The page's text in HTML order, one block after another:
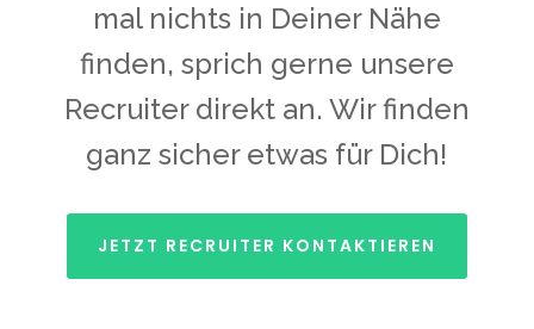
mal nichts in Deiner Nähe
finden, sprich gerne unsere
Recruiter direkt an. Wir finden
ganz sicher etwas für Dich!
JETZT RECRUITER KONTAKTIEREN